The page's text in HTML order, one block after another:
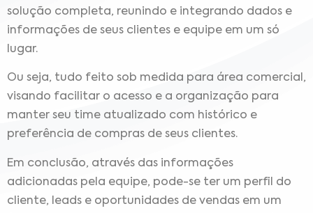
solução completa, reunindo e integrando dados e
informações de seus clientes e equipe em um só
lugar.
Ou seja, tudo feito sob medida para área comercial,
visando facilitar o acesso e a organização para
manter seu time atualizado com histórico e
preferência de compras de seus clientes.
Em conclusão, através das informações
adicionadas pela equipe, pode-se ter um perfil do
cliente, leads e oportunidades de vendas em um